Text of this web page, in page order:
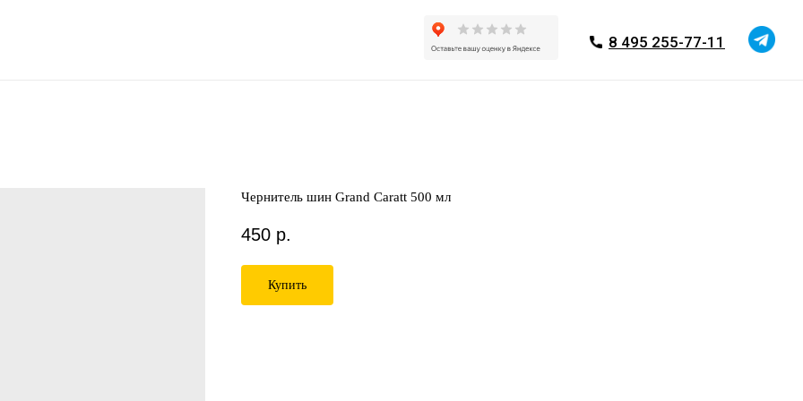
8 495 255-77-11
Чернитель шин Grand Caratt 500 мл
450 р.
Купить